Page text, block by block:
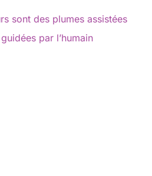
sont des plumes assistées
par l’humain